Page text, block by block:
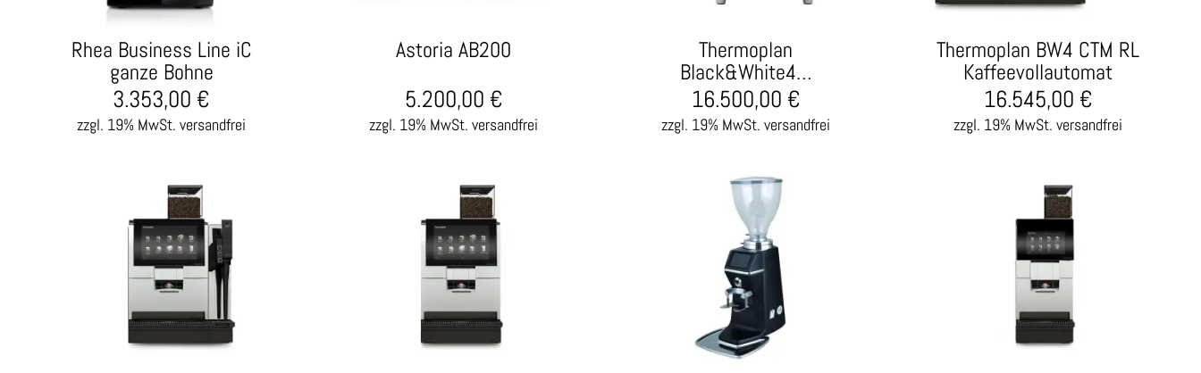
Rhea Business Line iC
ganze Bohne
zzgl. 19% MwSt. versandfrei
3.353,00 €
Astoria AB200
zzgl. 19% MwSt. versandfrei
5.200,00 €
Thermoplan
Black&White4…
zzgl. 19% MwSt. versandfrei
16.500,00 €
Thermoplan BW4 CTM RL
Kaffeevollautomat
zzgl. 19% MwSt. versandfrei
16.545,00 €